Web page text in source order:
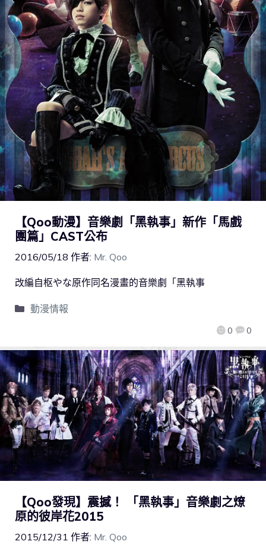
【Qoo動漫】音樂劇「黑執事」新作「馬戲
團篇」CAST公布
2016/05/18 作者: Mr. Qoo
0 0
改編自枢やな原作同名漫畫的音樂劇「黑執事
動漫情報
【Qoo發現】震撼！ 「黑執事」音樂劇之燎
原的彼岸花2015
2015/12/31 作者: Mr. Qoo